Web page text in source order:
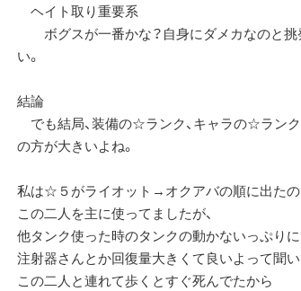
ヘイト取り重要系
ボグスが一番かな？自身にダメカなのと挑
い。
結論
でも結局、装備の☆ランク、キャラの☆ラン
の方が大きいよね。
私は☆５がライオット→オクアバの順に出たの
この二人を主に使ってましたが、
他タンク使った時のタンクの動かないっぷりに
注射器さんとか回復量大きくて良いよって聞
この二人と連れて歩くとすぐ死んでたから